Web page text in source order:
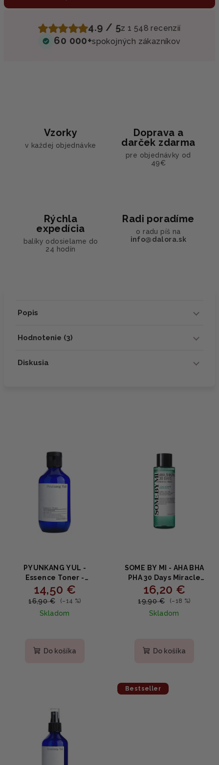
4.9 / 5z 1 548 recenzií
60 000+spokojných zákazníkov
Vzorky
v každej objednávke
Doprava a
darček zdarma
pre objednávky od
49€
Rýchla
expedícia
balíky odosielame do
24 hodín
Radi poradíme
o radu píš na
info@dalora.sk
Popis
Hodnotenie (3)
Diskusia
PYUNKANG YUL -
Essence Toner -
Hydratačný esenciálny
toner s koreňom
astragalu 200ml
14,50 €
16,90 € (–14 %)
Skladom
Do košíka
SOME BY MI - AHA BHA
PHA 30 Days Miracle
Toner - Čistiaci toner pre
problematickú pokožku
16,20 €
19,90 € (–18 %)
Skladom
Do košíka
Bestseller